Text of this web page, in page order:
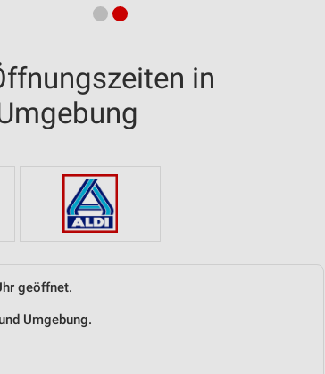
in
geöffnet.
Umgebung.